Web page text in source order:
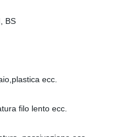
BS
ecc.
filo lento ecc.